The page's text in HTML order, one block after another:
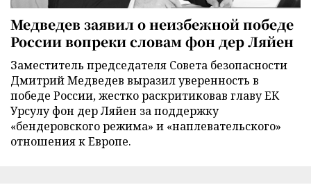
Медведев заявил о неизбежной победе
России вопреки словам фон дер Ляйен
Заместитель председателя Совета безопасности
Дмитрий Медведев выразил уверенность в
победе России, жестко раскритиковав главу ЕК
Урсулу фон дер Ляйен за поддержку
«бендеровского режима» и «наплевательского»
отношения к Европе.